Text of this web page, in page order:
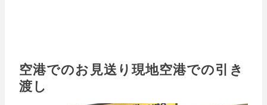
空港でのお見送り現地空港での引き
渡し